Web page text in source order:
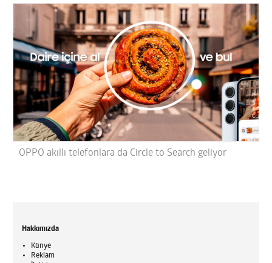
OPPO akıllı telefonlara da Circle to Search geliyor
Hakkımızda
Künye
Reklam